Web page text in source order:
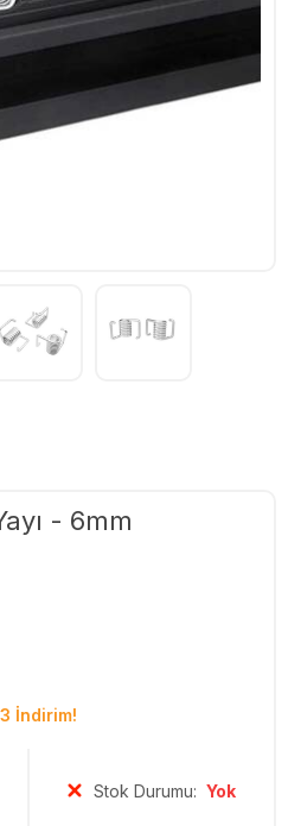
- 6mm
İndirim!
Stok Durumu:Yok